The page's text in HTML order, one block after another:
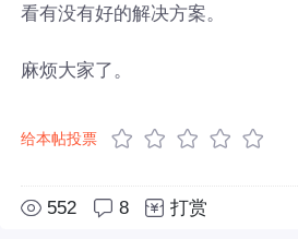
看有没有好的解决方案。
麻烦大家了。
给本帖投票
552 8 打赏